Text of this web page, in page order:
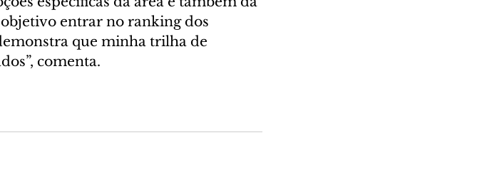
entrar no ranking dos
que minha trilha de
comenta.